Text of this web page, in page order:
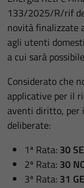
133/2025/R/rif
novità finalizzate
agli utenti
a cui sarà
Considerato che
applicative per il
aventi diritto, per
deliberate:
1ª Rata: 30
2ª Rata: 30
3ª Rata: 31